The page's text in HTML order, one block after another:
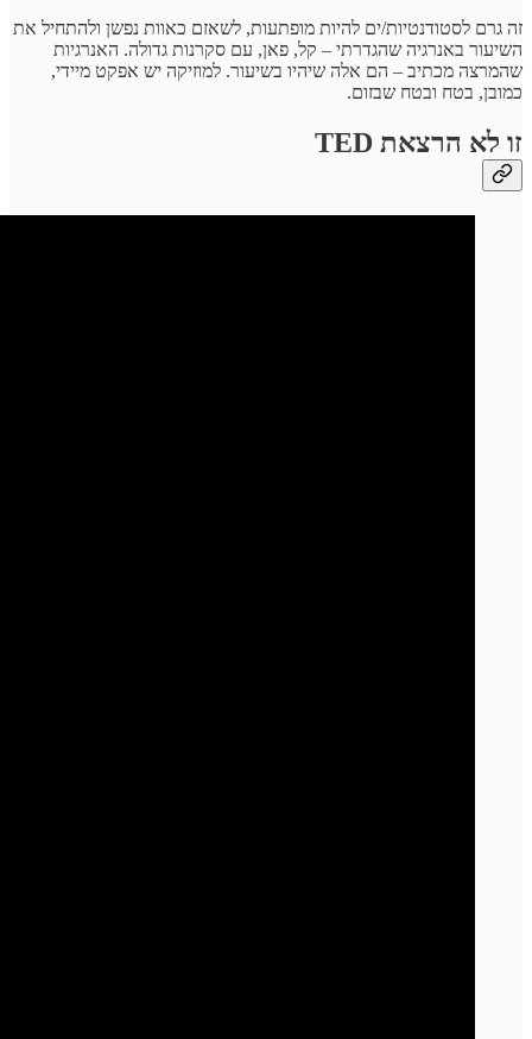
זה גרם לסטודנטיות/ים להיות מופתעות, לשאזם כאוות נפשן ולהתחיל את
השיעור באנרגיה שהגדרתי – קל, פאן, עם סקרנות גדולה. האנרגיות
שהמרצה מכתיב – הם אלה שיהיו בשיעור. למוזיקה יש אפקט מיידי,
כמובן, בטח ובטח שבזום.
זו לא הרצאת TED